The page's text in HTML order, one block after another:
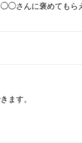
さんに褒めてもら
ます。